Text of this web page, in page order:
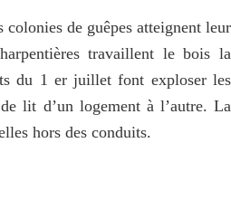
colonies de guêpes atteignent leur
travaillent le bois la
du 1 er juillet font exploser les
lit d’un logement à l’autre. La
hors des conduits.